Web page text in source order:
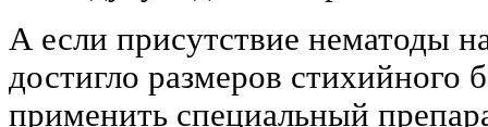
А если присутствие нематоды
достигло размеров стихийного
применить специальный